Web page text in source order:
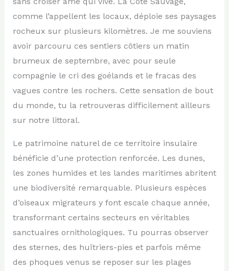
comme l’appellent les locaux, déploie ses paysages
rocheux sur plusieurs kilomètres. Je me souviens
avoir parcouru ces sentiers côtiers un matin
brumeux de septembre, avec pour seule
compagnie le cri des goélands et le fracas des
vagues contre les rochers. Cette sensation de bout
du monde, tu la retrouveras difficilement ailleurs
sur notre littoral.
Le patrimoine naturel de ce territoire insulaire
bénéficie d’une protection renforcée. Les dunes,
les zones humides et les landes maritimes abritent
une biodiversité remarquable. Plusieurs espèces
d’oiseaux migrateurs y font escale chaque année,
transformant certains secteurs en véritables
sanctuaires ornithologiques. Tu pourras observer
des sternes, des huîtriers-pies et parfois même
des phoques venus se reposer sur les plages